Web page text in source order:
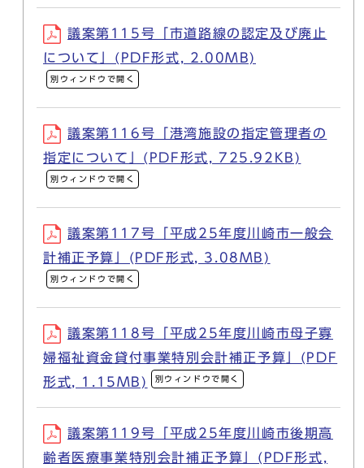
議案第115号「市道路線の認定及び廃止
について」(PDF形式, 2.00MB)
別ウィンドウで開く
議案第116号「港湾施設の指定管理者の
指定について」(PDF形式, 725.92KB)
別ウィンドウで開く
議案第117号「平成25年度川崎市一般会
計補正予算」(PDF形式, 3.08MB)
別ウィンドウで開く
議案第118号「平成25年度川崎市母子寡
婦福祉資金貸付事業特別会計補正予算」(PDF
形式, 1.15MB)
別ウィンドウで開く
議案第119号「平成25年度川崎市後期高
齢者医療事業特別会計補正予算」(PDF形式,